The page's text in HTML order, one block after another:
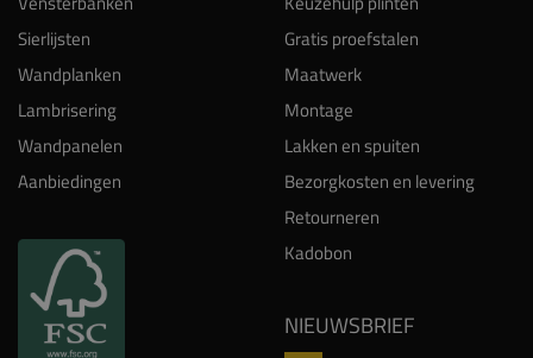
Sierlijsten
Wandplanken
Lambrisering
Wandpanelen
Aanbiedingen
Gratis proefstalen
Maatwerk
Montage
Lakken en spuiten
Bezorgkosten en levering
Retourneren
Kadobon
NIEUWSBRIEF